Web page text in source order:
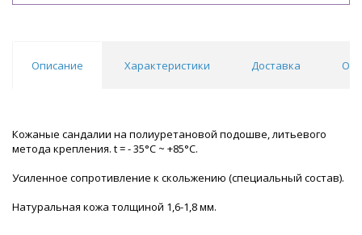
Описание Характеристики Доставка
Кожаные сандалии на полиуретановой подошве, литьевого
метода крепления. t = - 35°С ~ +85°С.
Усиленное сопротивление к скольжению (специальный состав).
Натуральная кожа толщиной 1,6-1,8 мм.